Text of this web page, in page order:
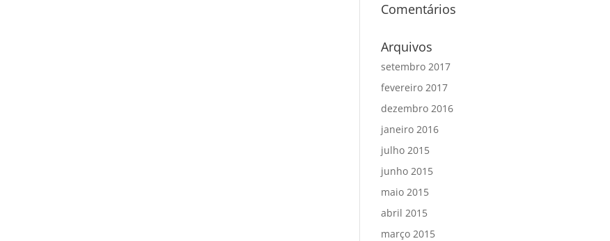
Comentários
Arquivos
setembro 2017
fevereiro 2017
dezembro 2016
janeiro 2016
julho 2015
junho 2015
maio 2015
abril 2015
março 2015